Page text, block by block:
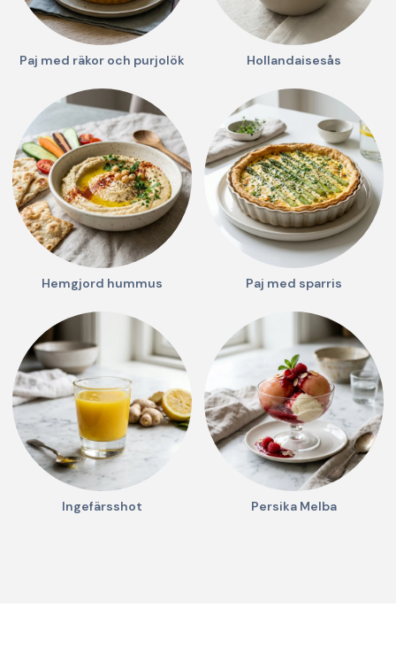
Paj med räkor och purjolök Hollandaisesås
Hemgjord hummus Paj med sparris
Ingefärsshot Persika Melba